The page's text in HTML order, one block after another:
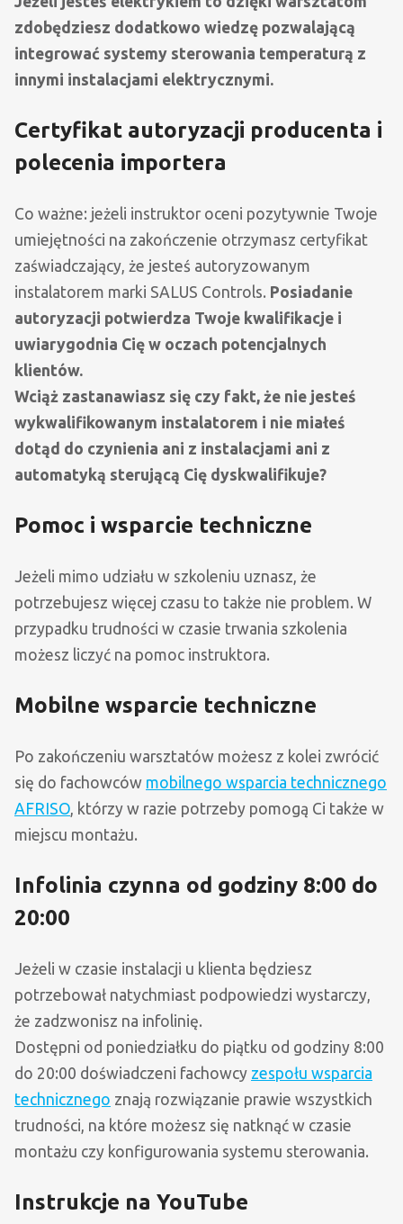
zdobędziesz dodatkowo wiedzę pozwalającą
integrować systemy sterowania temperaturą z
innymi instalacjami elektrycznymi.
Certyfikat autoryzacji producenta i
polecenia importera
Co ważne: jeżeli instruktor oceni pozytywnie Twoje
umiejętności na zakończenie otrzymasz certyfikat
zaświadczający, że jesteś autoryzowanym
instalatorem marki SALUS Controls. Posiadanie
autoryzacji potwierdza Twoje kwalifikacje i
uwiarygodnia Cię w oczach potencjalnych
klientów.
Wciąż zastanawiasz się czy fakt, że nie jesteś
wykwalifikowanym instalatorem i nie miałeś
dotąd do czynienia ani z instalacjami ani z
automatyką sterującą Cię dyskwalifikuje?
Pomoc i wsparcie techniczne
Jeżeli mimo udziału w szkoleniu uznasz, że
potrzebujesz więcej czasu to także nie problem. W
przypadku trudności w czasie trwania szkolenia
możesz liczyć na pomoc instruktora.
Mobilne wsparcie techniczne
Po zakończeniu warsztatów możesz z kolei zwrócić
się do fachowców mobilnego wsparcia technicznego
AFRISO, którzy w razie potrzeby pomogą Ci także w
miejscu montażu.
Infolinia czynna od godziny 8:00 do
20:00
Jeżeli w czasie instalacji u klienta będziesz
potrzebował natychmiast podpowiedzi wystarczy,
że zadzwonisz na infolinię.
Dostępni od poniedziałku do piątku od godziny 8:00
do 20:00 doświadczeni fachowcy zespołu wsparcia
technicznego znają rozwiązanie prawie wszystkich
trudności, na które możesz się natknąć w czasie
montażu czy konfigurowania systemu sterowania.
Instrukcje na YouTube